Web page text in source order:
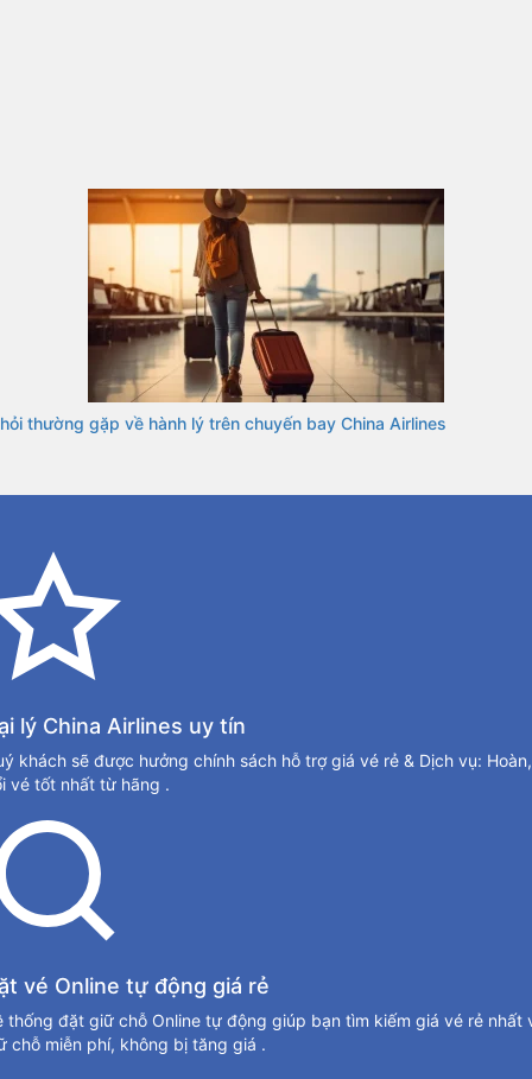
thường gặp về hành lý trên chuyến bay China Airlines
lý China Airlines uy tín
khách sẽ được hưởng chính sách hỗ trợ giá vé rẻ & Dịch vụ: Hoàn,
vé tốt nhất từ hãng .
vé Online tự động giá rẻ
thống đặt giữ chỗ Online tự động giúp bạn tìm kiếm giá vé rẻ nhất
chỗ miễn phí, không bị tăng giá .